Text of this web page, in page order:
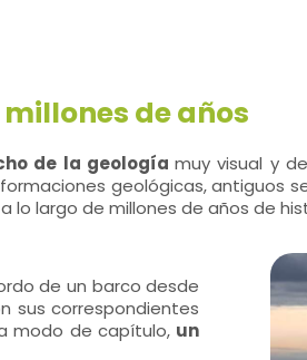
de años
de la geologíamuy visual y
geológicas,
largo de millones de años de
de un barco desde
sus correspondientes
modo de capítulo, un